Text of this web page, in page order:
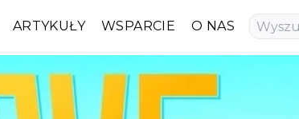
ARTYKUŁY WSPARCIE O NAS